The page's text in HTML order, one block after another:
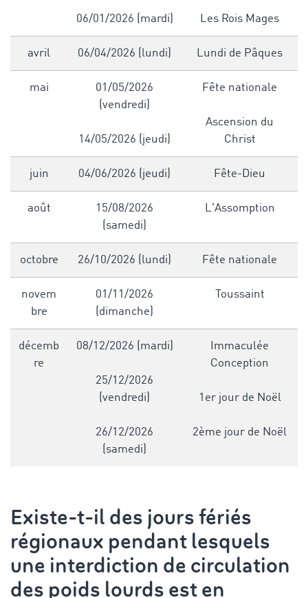
06/01/2026 (mardi) Les Rois Mages
avril 06/04/2026 (lundi) Lundi de Pâques
mai
01/05/2026
(vendredi)
14/05/2026 (jeudi)
Fête nationale
Ascension du
Christ
juin 04/06/2026 (jeudi) Fête-Dieu
août
15/08/2026
(samedi)
L'Assomption
octobre 26/10/2026 (lundi) Fête nationale
novem
bre
01/11/2026
(dimanche)
Toussaint
décemb
re
08/12/2026 (mardi)
25/12/2026
(vendredi)
26/12/2026
(samedi)
Immaculée
Conception
1er jour de Noël
2ème jour de Noël
Existe-t-il des jours fériés
régionaux pendant lesquels
une interdiction de circulation
des poids lourds est en